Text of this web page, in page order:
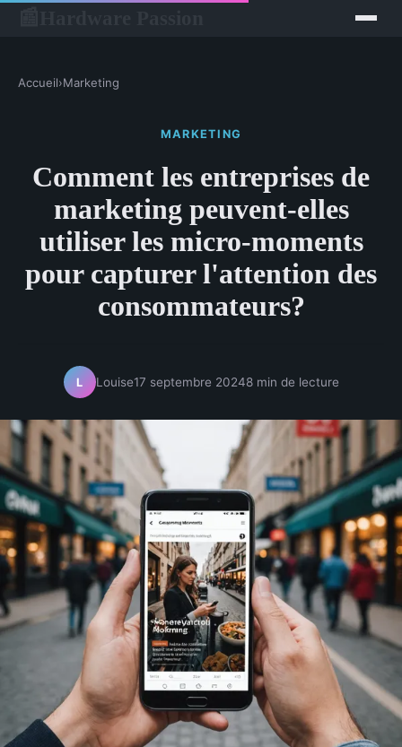
Accueil›Marketing
MARKETING
Comment les entreprises de
marketing peuvent-elles
utiliser les micro-moments
pour capturer l'attention des
consommateurs?
L Louise17 septembre 20248 min de lecture